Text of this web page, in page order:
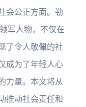
会公正方面。勒
军人物，不仅在
了令人敬佩的社
成为了年轻人心
力量。本文将从
推动社会责任和